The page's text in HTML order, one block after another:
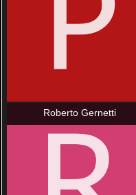
Roberto Gernetti